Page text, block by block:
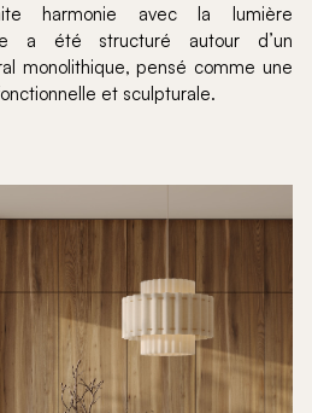
harmonie avec la lumière
a été structuré autour d’un
monolithique, pensé comme une
et sculpturale.